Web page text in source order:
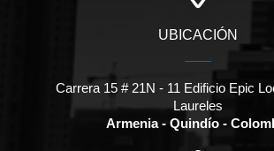
UBICACIÓN
Carrera 15 # 21N - 11 Edificio Epic
Laureles
Armenia - Quindío -